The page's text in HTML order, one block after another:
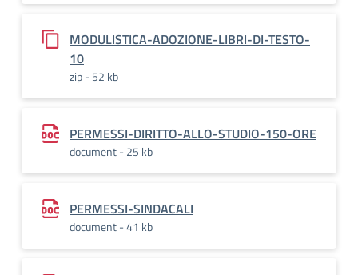
MODULISTICA-ADOZIONE-LIBRI-DI-TESTO-
10
zip - 52 kb
PERMESSI-DIRITTO-ALLO-STUDIO-150-ORE
document - 25 kb
PERMESSI-SINDACALI
document - 41 kb